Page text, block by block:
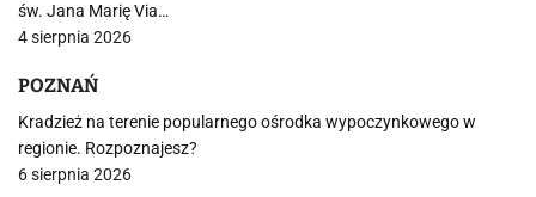
św. Jana Marię Via…
4 sierpnia 2026
POZNAŃ
Kradzież na terenie popularnego ośrodka wypoczynkowego w
regionie. Rozpoznajesz?
6 sierpnia 2026